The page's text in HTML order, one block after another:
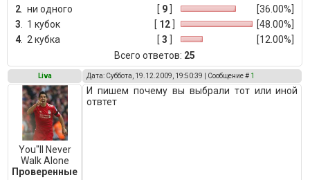
2 ни одного [ 9]
[36.00%]
3
1 кубок [ 12]
[48.00%]
4
2 кубка [ 3
[12.00%]
Всего ответов: 25
Liva Дата: Суббота, 19.12.2009, 19:50:39 | Сообщение # 1
You"ll Never
Walk Alone
Проверенные
И пишем почему вы выбрали тот или иной
отвтет